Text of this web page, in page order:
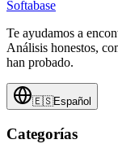
Softabase
Te ayudamos a
Análisis honestos,
han probado.
🇪🇸Español
Categorías